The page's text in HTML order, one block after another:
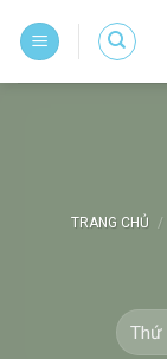
TRANG CHỦ /